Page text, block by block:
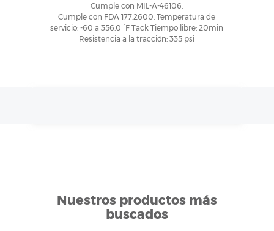
Cumple con MIL-A-46106.
Cumple con FDA 177.2600. Temperatura de
servicio: -60 a 356.0 °F Tack Tiempo libre: 20min
Resistencia a la tracción: 335 psi
Nuestros productos más
buscados